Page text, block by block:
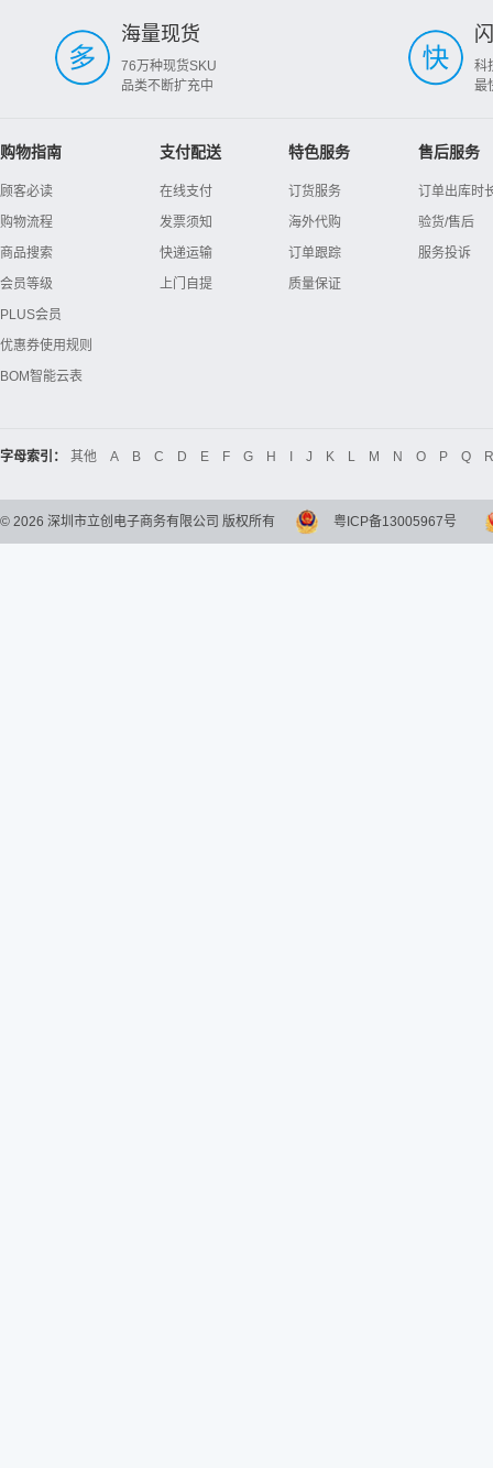
海量现货
76万种现货SKU
品类不断扩充中
科
最
购物指南
顾客必读
购物流程
商品搜索
会员等级
PLUS会员
优惠券使用规则
BOM智能云表
支付配送
在线支付
发票须知
快递运输
上门自提
特色服务
订货服务
海外代购
订单跟踪
质量保证
售后服务
订单出库时
验货/售后
服务投诉
字母索引： 其他 A B C D E F G H I J K L M N O P Q R
© 2026 深圳市立创电子商务有限公司 版权所有 粤ICP备13005967号